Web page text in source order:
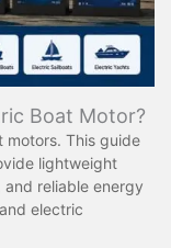
Boat Motor?
This guide
lightweight
reliable energy
electric